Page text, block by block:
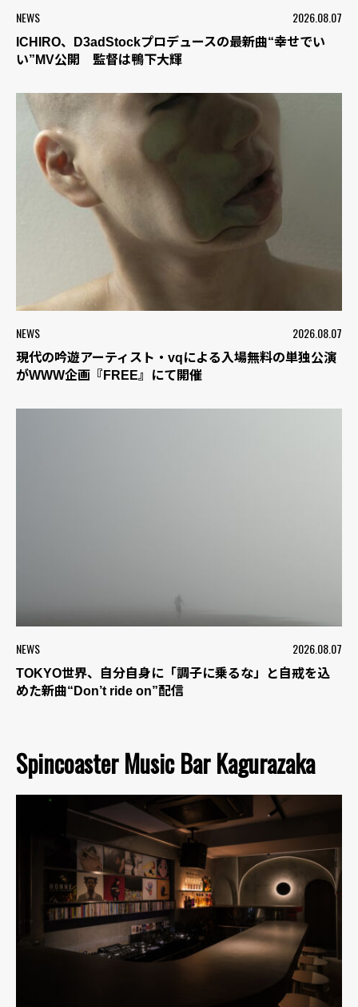
NEWS 2026.08.07
ICHIRO、D3adStockプロデュースの最新曲“幸せでい
い”MV公開 監督は鴨下大輝
NEWS 2026.08.07
現代の吟遊アーティスト・vqによる入場無料の単独公演
がWWW企画『FREE』にて開催
NEWS 2026.08.07
TOKYO世界、自分自身に「調子に乗るな」と自戒を込
めた新曲“Don’t ride on”配信
Spincoaster Music Bar Kagurazaka